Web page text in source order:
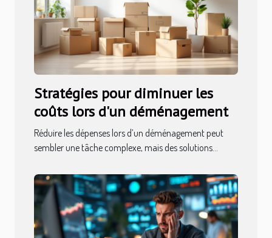
Stratégies pour diminuer les
coûts lors d'un déménagement
Réduire les dépenses lors d’un déménagement peut
sembler une tâche complexe, mais des solutions...